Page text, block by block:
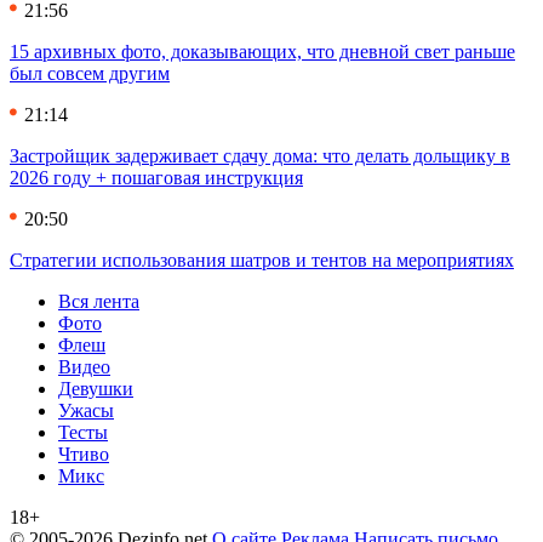
21:56
15 архивных фото, доказывающих, что дневной свет раньше
был совсем другим
21:14
Застройщик задерживает сдачу дома: что делать дольщику в
2026 году + пошаговая инструкция
20:50
Стратегии использования шатров и тентов на мероприятиях
Вся лента
Фото
Флеш
Видео
Девушки
Ужасы
Тесты
Чтиво
Микс
18+